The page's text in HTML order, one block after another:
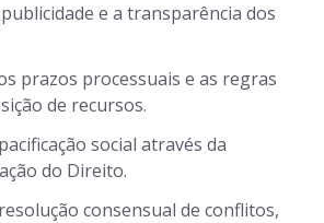
e a transparência dos
prazos processuais e as regras
de recursos.
social através da
do Direito.
consensual de conflitos,